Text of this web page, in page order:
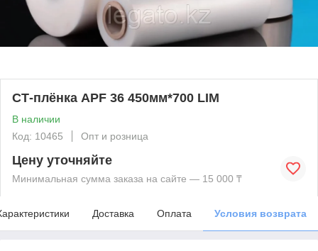
СТ-плёнка APF 36 450мм*700 LIM
В наличии
Код: 10465
Опт и розница
Цену уточняйте
Минимальная сумма заказа на сайте — 15 000 ₸
Доставка Оплата Условия возврата